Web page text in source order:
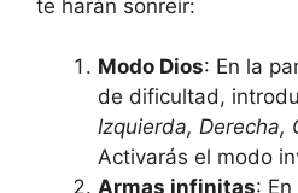
te harán sonreír:
Modo Dios: En la
de dificultad,
Izquierda, Derecha,
Activarás el modo
Armas infinitas: